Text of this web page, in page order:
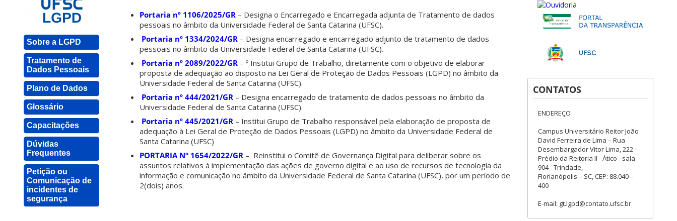
Sobre a LGPD
Tratamento de
Dados Pessoais
Plano de Dados
Glossário
Capacitações
Dúvidas
Frequentes
Petição ou
Comunicação de
incidentes de
segurança
Portaria nº 1106/2025/GR – Designa o Encarregado e Encarregada adjunta de Tratamento de dados
pessoais no âmbito da Universidade Federal de Santa Catarina (UFSC).
Portaria nº 1334/2024/GR – Designa encarregado e encarregado adjunto de tratamento de dados
pessoais no âmbito da Universidade Federal de Santa Catarina (UFSC).
Portaria nº 2089/2022/GR – º Institui Grupo de Trabalho, diretamente com o objetivo de elaborar
proposta de adequação ao disposto na Lei Geral de Proteção de Dados Pessoais (LGPD) no âmbito da
Universidade Federal de Santa Catarina (UFSC).
Portaria nº 444/2021/GR – Designa encarregado de tratamento de dados pessoais no âmbito da
Universidade Federal de Santa Catarina (UFSC).
Portaria nº 445/2021/GR – Institui Grupo de Trabalho responsável pela elaboração de proposta de
adequação à Lei Geral de Proteção de Dados Pessoais (LGPD) no âmbito da Universidade Federal de
Santa Catarina (UFSC)
PORTARIA Nº 1654/2022/GR – Reinstitui o Comitê de Governança Digital para deliberar sobre os
assuntos relativos à implementação das ações de governo digital e ao uso de recursos de tecnologia da
informação e comunicação no âmbito da Universidade Federal de Santa Catarina (UFSC), por um período de
2(dois) anos.
CONTATOS
ENDEREÇO
Campus Universitário Reitor João
David Ferreira de Lima – Rua
Desembargador Vitor Lima, 222 -
Prédio da Reitoria II - Ático - sala
904 - Trindade,
Florianópolis – SC, CEP: 88.040 –
400
E-mail: gt.lgpd@contato.ufsc.br